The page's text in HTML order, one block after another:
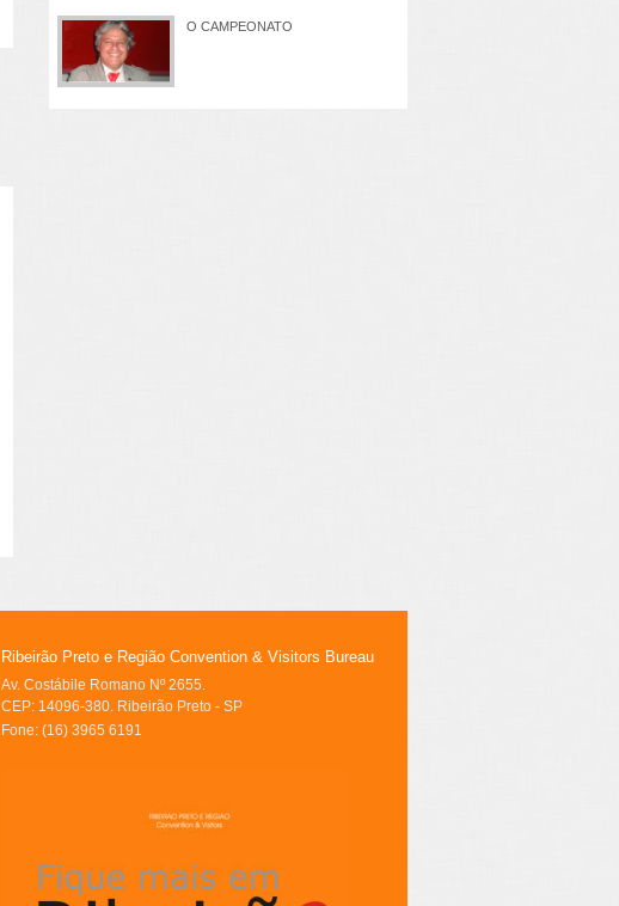
O CAMPEONATO
Ribeirão Preto e Região Convention & Visitors Bureau
Av. Costábile Romano Nº 2655.
CEP: 14096-380. Ribeirão Preto - SP
Fone: (16) 3965 6191